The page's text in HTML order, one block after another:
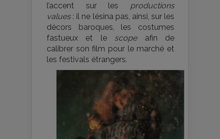
l’accent sur les productions
values: il ne lésina pas, ainsi, sur les
décors baroques, les costumes
fastueux et le scopeafin de
calibrer son film pour le marché et
les festivals étrangers.